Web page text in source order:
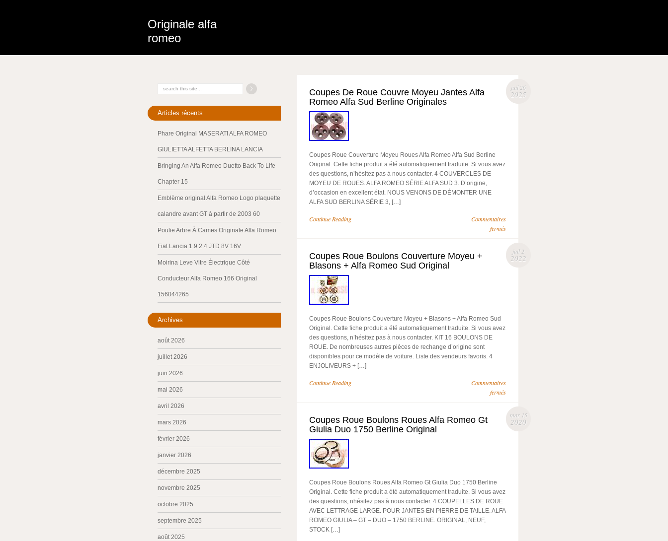
Originale alfa
romeo
juil 26
2025
Coupes De Roue Couvre Moyeu Jantes Alfa
Romeo Alfa Sud Berline Originales
Coupes Roue Couverture Moyeu Roues Alfa Romeo Alfa Sud Berline
Original. Cette fiche produit a été automatiquement traduite. Si vous avez
des questions, n’hésitez pas à nous contacter. 4 COUVERCLES DE
MOYEU DE ROUES. ALFA ROMEO SÉRIE ALFA SUD 3. D’origine,
d’occasion en excellent état. NOUS VENONS DE DÉMONTER UNE
ALFA SUD BERLINA SÉRIE 3, […]
Continue Reading
Commentaires
fermés
juil 2
2022
Coupes Roue Boulons Couverture Moyeu +
Blasons + Alfa Romeo Sud Original
Coupes Roue Boulons Couverture Moyeu + Blasons + Alfa Romeo Sud
Original. Cette fiche produit a été automatiquement traduite. Si vous avez
des questions, n’hésitez pas à nous contacter. KIT 16 BOULONS DE
ROUE. De nombreuses autres pièces de rechange d’origine sont
disponibles pour ce modèle de voiture. Liste des vendeurs favoris. 4
ENJOLIVEURS + […]
Continue Reading
Commentaires
fermés
mar 15
2020
Coupes Roue Boulons Roues Alfa Romeo Gt
Giulia Duo 1750 Berline Original
Coupes Roue Boulons Roues Alfa Romeo Gt Giulia Duo 1750 Berline
Original. Cette fiche produit a été automatiquement traduite. Si vous avez
des questions, nhésitez pas à nous contacter. 4 COUPELLES DE ROUE
AVEC LETTRAGE LARGE. POUR JANTES EN PIERRE DE TAILLE. ALFA
ROMEO GIULIA – GT – DUO – 1750 BERLINE. ORIGINAL, NEUF,
STOCK […]
Articles récents
Phare Original MASERATI ALFA ROMEO
GIULIETTA ALFETTA BERLINA LANCIA
Bringing An Alfa Romeo Duetto Back To Life
Chapter 15
Emblème original Alfa Romeo Logo plaquette
calandre avant GT à partir de 2003 60
Poulie Arbre À Cames Originale Alfa Romeo
Fiat Lancia 1.9 2.4 JTD 8V 16V
Moirina Leve Vitre Électrique Côté
Conducteur Alfa Romeo 166 Original
156044265
Archives
août 2026
juillet 2026
juin 2026
mai 2026
avril 2026
mars 2026
février 2026
janvier 2026
décembre 2025
novembre 2025
octobre 2025
septembre 2025
août 2025